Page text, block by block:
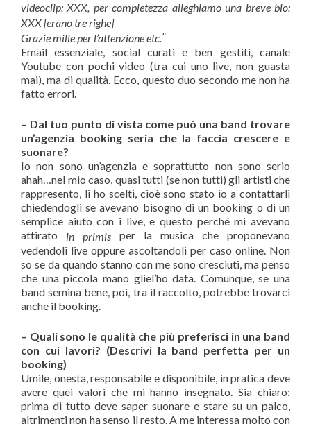
videoclip: XXX, per completezza alleghiamo una breve bio:
XXX [erano tre righe]
Grazie mille per l’attenzione etc.”
Email essenziale, social curati e ben gestiti, canale
Youtube con pochi video (tra cui uno live, non guasta
mai), ma di qualità. Ecco, questo duo secondo me non ha
fatto errori.
– Dal tuo punto di vista come può una band trovare
un’agenzia booking seria che la faccia crescere e
suonare?
Io non sono un’agenzia e soprattutto non sono serio
ahah…nel mio caso, quasi tutti (se non tutti) gli artisti che
rappresento, li ho scelti, cioè sono stato io a contattarli
chiedendogli se avevano bisogno di un booking o di un
semplice aiuto con i live, e questo perché mi avevano
attirato in primis per la musica che proponevano
vedendoli live oppure ascoltandoli per caso online. Non
so se da quando stanno con me sono cresciuti, ma penso
che una piccola mano gliel’ho data. Comunque, se una
band semina bene, poi, tra il raccolto, potrebbe trovarci
anche il booking.
– Quali sono le qualità che più preferisci in una band
con cui lavori? (Descrivi la band perfetta per un
booking)
Umile, onesta, responsabile e disponibile, in pratica deve
avere quei valori che mi hanno insegnato. Sia chiaro:
prima di tutto deve saper suonare e stare su un palco,
altrimenti non ha senso il resto. A me interessa molto con